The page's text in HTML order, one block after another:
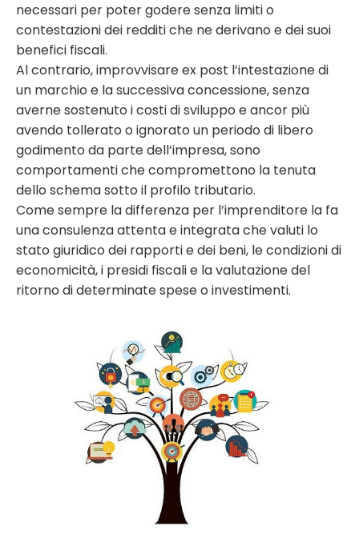
necessari per poter godere senza limiti o
contestazioni dei redditi che ne derivano e dei suoi
benefici fiscali.
Al contrario, improvvisare ex post l’intestazione di
un marchio e la successiva concessione, senza
averne sostenuto i costi di sviluppo e ancor più
avendo tollerato o ignorato un periodo di libero
godimento da parte dell’impresa, sono
comportamenti che compromettono la tenuta
dello schema sotto il profilo tributario.
Come sempre la differenza per l’imprenditore la fa
una consulenza attenta e integrata che valuti lo
stato giuridico dei rapporti e dei beni, le condizioni di
economicità, i presidi fiscali e la valutazione del
ritorno di determinate spese o investimenti.